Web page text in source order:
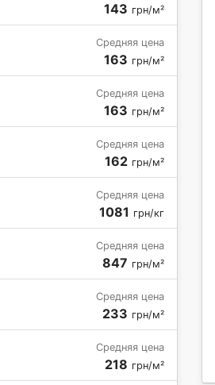
143 грн/м²
Средняя цена
163 грн/м²
Средняя цена
163 грн/м²
Средняя цена
162 грн/м²
Средняя цена
1081 грн/кг
Средняя цена
847 грн/м²
Средняя цена
233 грн/м²
Средняя цена
218 грн/м²